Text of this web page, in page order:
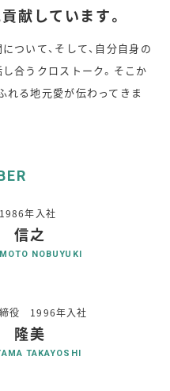
献しています。
ついて、そして、自分自身の
合うクロストーク。そこか
れる地元愛が伝わってきま
年入社
信之
NOBUYUKI
役 1996年入社
隆美
TAKAYOSHI